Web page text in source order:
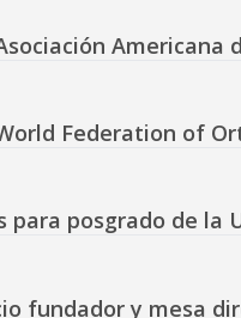
Americana
Federation of
para posgrado de la
fundador y mesa